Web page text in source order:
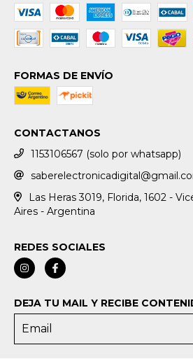
FORMAS DE ENVÍO
CONTACTANOS
1153106567 (solo por whatsapp)
Las Heras 3019, Florida, 1602 -
Aires - Argentina
REDES SOCIALES
DEJA TU MAIL Y RECIBE